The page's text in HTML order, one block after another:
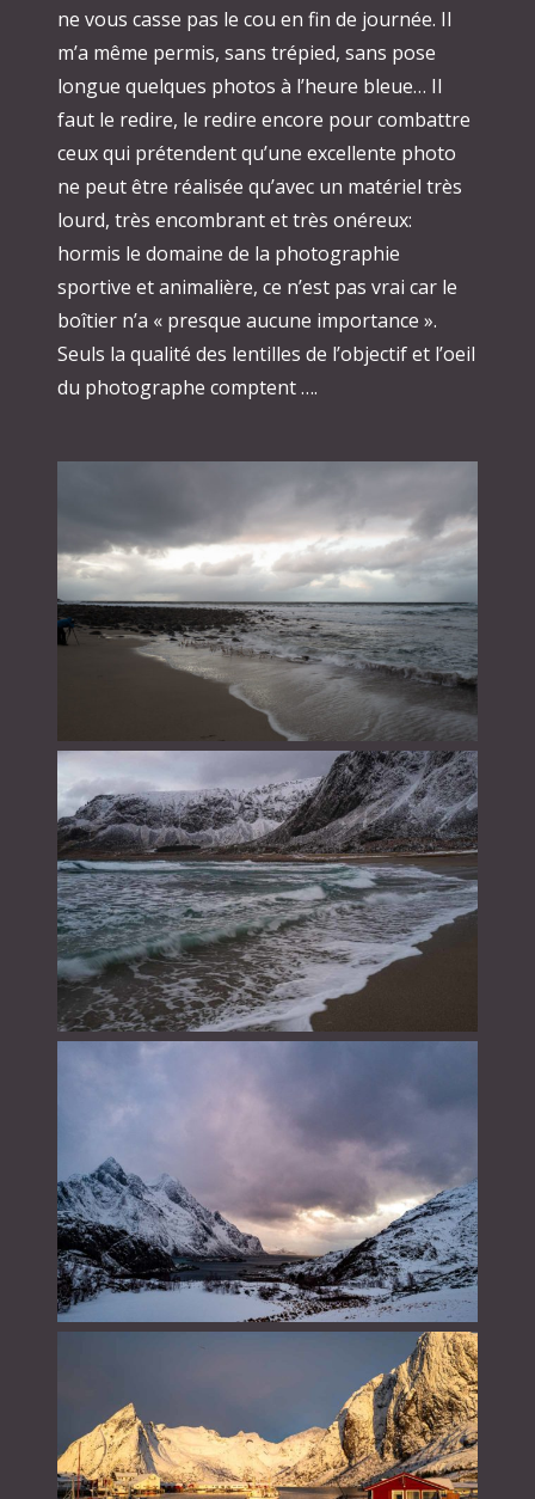
ne vous casse pas le cou en fin de journée. Il
m’a même permis, sans trépied, sans pose
longue quelques photos à l’heure bleue… Il
faut le redire, le redire encore pour combattre
ceux qui prétendent qu’une excellente photo
ne peut être réalisée qu’avec un matériel très
lourd, très encombrant et très onéreux:
hormis le domaine de la photographie
sportive et animalière, ce n’est pas vrai car le
boîtier n’a « presque aucune importance ».
Seuls la qualité des lentilles de l’objectif et l’oeil
du photographe comptent ….